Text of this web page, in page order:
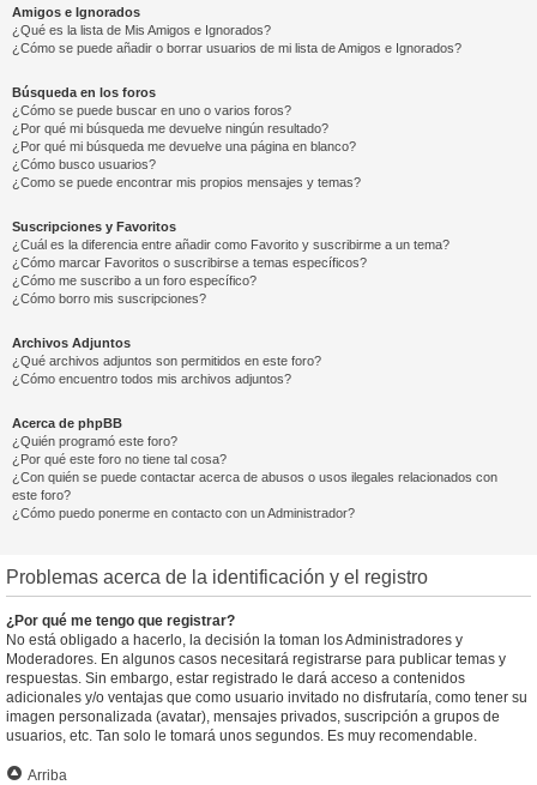
Amigos e Ignorados
¿Qué es la lista de Mis Amigos e Ignorados?
¿Cómo se puede añadir o borrar usuarios de mi lista de Amigos e Ignorados?
Búsqueda en los foros
¿Cómo se puede buscar en uno o varios foros?
¿Por qué mi búsqueda me devuelve ningún resultado?
¿Por qué mi búsqueda me devuelve una página en blanco?
¿Cómo busco usuarios?
¿Como se puede encontrar mis propios mensajes y temas?
Suscripciones y Favoritos
¿Cuál es la diferencia entre añadir como Favorito y suscribirme a un tema?
¿Cómo marcar Favoritos o suscribirse a temas específicos?
¿Cómo me suscribo a un foro específico?
¿Cómo borro mis suscripciones?
Archivos Adjuntos
¿Qué archivos adjuntos son permitidos en este foro?
¿Cómo encuentro todos mis archivos adjuntos?
Acerca de phpBB
¿Quién programó este foro?
¿Por qué este foro no tiene tal cosa?
¿Con quién se puede contactar acerca de abusos o usos ilegales relacionados con
este foro?
¿Cómo puedo ponerme en contacto con un Administrador?
Problemas acerca de la identificación y el registro
¿Por qué me tengo que registrar?
No está obligado a hacerlo, la decisión la toman los Administradores y
Moderadores. En algunos casos necesitará registrarse para publicar temas y
respuestas. Sin embargo, estar registrado le dará acceso a contenidos
adicionales y/o ventajas que como usuario invitado no disfrutaría, como tener su
imagen personalizada (avatar), mensajes privados, suscripción a grupos de
usuarios, etc. Tan solo le tomará unos segundos. Es muy recomendable.
Arriba